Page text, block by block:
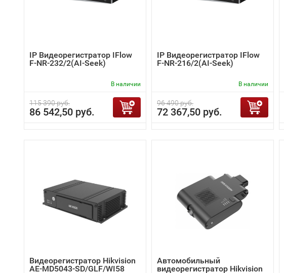
IP Видеорегистратор IFlow
F-NR-232/2(AI-Seek)
В наличии
115 390 руб.
86 542,50 руб.
IP Видеорегистратор IFlow
F-NR-216/2(AI-Seek)
В наличии
96 490 руб.
72 367,50 руб.
Видеорегистратор Hikvision
AE-MD5043-SD/GLF/WI58
Автомобильный
видеорегистратор Hikvision